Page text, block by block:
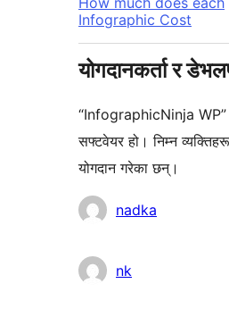
Infographic Cost
योगदानकर्ता र
“InfographicNinja WP”
सफ्टवेयर हो। निम्न
योगदान गरेका छन्।
योगदानकर्ताहरू
nadka
nk